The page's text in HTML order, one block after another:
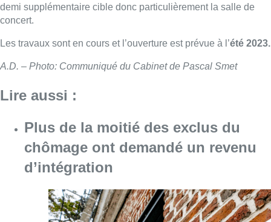
demi supplémentaire cible donc particulièrement la salle de
concert.
Les travaux sont en cours et l’ouverture est prévue à l’été 2023.
A.D. – Photo: Communiqué du Cabinet de Pascal Smet
Lire aussi :
Plus de la moitié des exclus du
chômage ont demandé un revenu
d’intégration